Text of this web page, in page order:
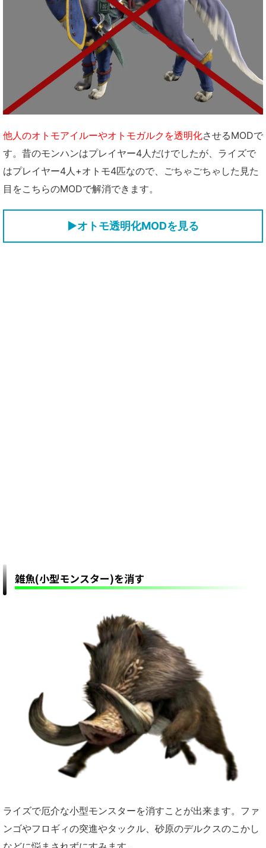
他人のオトモアイルーやオトモガルクを透明化させるMODで
す。昔のモンハンはプレイヤー4人だけでしたが、ライズで
はプレイヤー4人+オトモ4匹なので、ごちゃごちゃした見た
目をこちらのMODで解消できます。
▶オトモ透明化MODを見る
雑魚(小型モンスター)を消す
ライズで厄介な小型モンスターを消すことが出来ます。ファ
ンゴやフロギィの突進やタックル、砂原のデルクスのこかし